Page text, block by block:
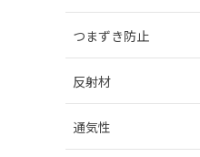
つまずき防止
反射材
通気性